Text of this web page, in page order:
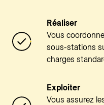
Réaliser
Vous
sous-stations
charges
Exploiter
Vous assurez